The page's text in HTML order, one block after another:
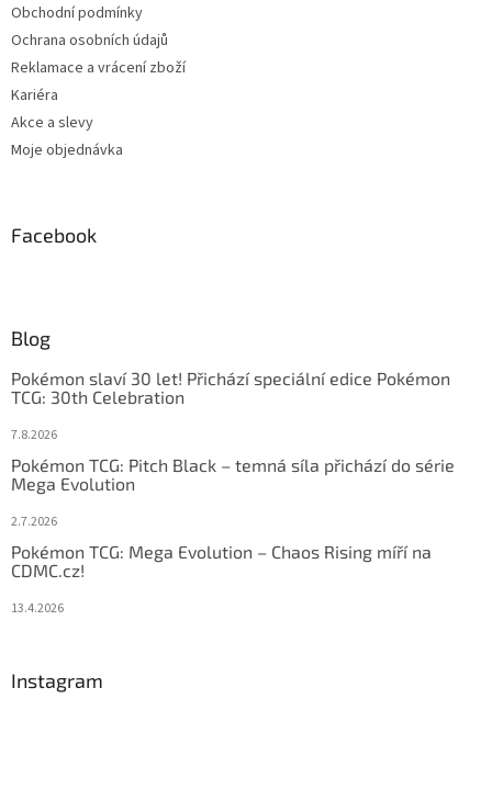
Obchodní podmínky
Ochrana osobních údajů
Reklamace a vrácení zboží
Kariéra
Akce a slevy
Moje objednávka
Facebook
Blog
Pokémon slaví 30 let! Přichází speciální edice Pokémon
TCG: 30th Celebration
7.8.2026
Pokémon TCG: Pitch Black – temná síla přichází do série
Mega Evolution
2.7.2026
Pokémon TCG: Mega Evolution – Chaos Rising míří na
CDMC.cz!
13.4.2026
Instagram